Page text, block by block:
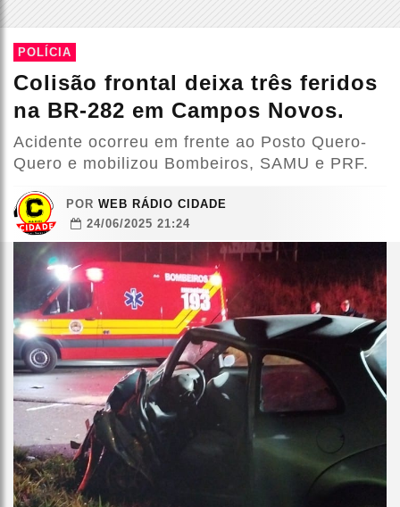
POLÍCIA
Colisão frontal deixa três feridos
na BR-282 em Campos Novos.
Acidente ocorreu em frente ao Posto Quero-
Quero e mobilizou Bombeiros, SAMU e PRF.
POR WEB RÁDIO CIDADE
24/06/2025 21:24